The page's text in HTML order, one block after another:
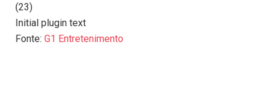
(23)
Initial plugin text
Fonte: G1 Entretenimento